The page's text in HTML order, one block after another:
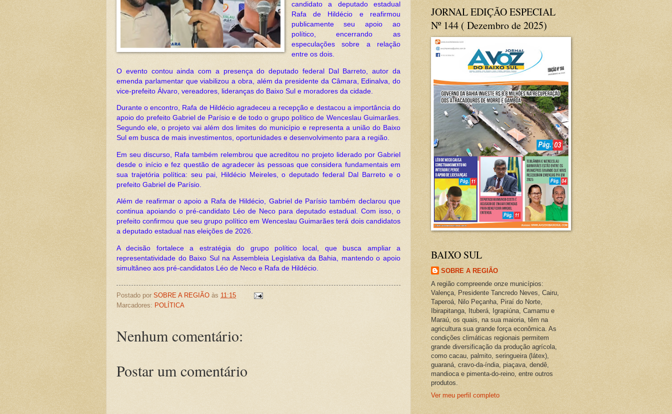
candidato a deputado estadual
Rafa de Hildécio e reafirmou
publicamente seu apoio ao
político, encerrando as
especulações sobre a relação
entre os dois.
O evento contou ainda com a presença do deputado federal Dal Barreto, autor da
emenda parlamentar que viabilizou a obra, além da presidente da Câmara, Edinalva, do
vice-prefeito Álvaro, vereadores, lideranças do Baixo Sul e moradores da cidade.
Durante o encontro, Rafa de Hildécio agradeceu a recepção e destacou a importância do
apoio do prefeito Gabriel de Parísio e de todo o grupo político de Wenceslau Guimarães.
Segundo ele, o projeto vai além dos limites do município e representa a união do Baixo
Sul em busca de mais investimentos, oportunidades e desenvolvimento para a região.
Em seu discurso, Rafa também relembrou que acreditou no projeto liderado por Gabriel
desde o início e fez questão de agradecer às pessoas que considera fundamentais em
sua trajetória política: seu pai, Hildécio Meireles, o deputado federal Dal Barreto e o
prefeito Gabriel de Parísio.
Além de reafirmar o apoio a Rafa de Hildécio, Gabriel de Parísio também declarou que
continua apoiando o pré-candidato Léo de Neco para deputado estadual. Com isso, o
prefeito confirmou que seu grupo político em Wenceslau Guimarães terá dois candidatos
a deputado estadual nas eleições de 2026.
A decisão fortalece a estratégia do grupo político local, que busca ampliar a
representatividade do Baixo Sul na Assembleia Legislativa da Bahia, mantendo o apoio
simultâneo aos pré-candidatos Léo de Neco e Rafa de Hildécio.
Postado por SOBRE A REGIÃO às 11:15
Marcadores: POLÍTICA
Nenhum comentário:
Postar um comentário
JORNAL EDIÇÃO ESPECIAL
Nº 144 ( Dezembro de 2025)
BAIXO SUL
SOBRE A REGIÃO
A região compreende onze municípios:
Valença, Presidente Tancredo Neves, Cairu,
Taperoá, Nilo Peçanha, Piraí do Norte,
Ibirapitanga, Ituberá, Igrapiúna, Camamu e
Maraú, os quais, na sua maioria, têm na
agricultura sua grande força econômica. As
condições climáticas regionais permitem
grande diversificação da produção agrícola,
como cacau, palmito, seringueira (látex),
guaraná, cravo-da-índia, piaçava, dendê,
mandioca e pimenta-do-reino, entre outros
produtos.
Ver meu perfil completo